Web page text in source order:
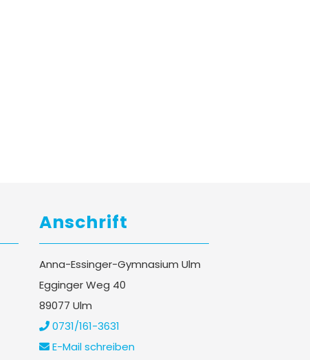
Anschrift
Anna-Essinger-Gymnasium Ulm
Egginger Weg 40
89077 Ulm
0731/161-3631
E-Mail schreiben